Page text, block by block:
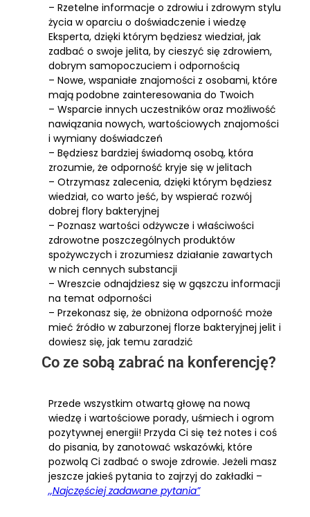
– Rzetelne informacje o zdrowiu i zdrowym stylu
życia w oparciu o doświadczenie i wiedzę
Eksperta, dzięki którym będziesz wiedział, jak
zadbać o swoje jelita, by cieszyć się zdrowiem,
dobrym samopoczuciem i odpornością
– Nowe, wspaniałe znajomości z osobami, które
mają podobne zainteresowania do Twoich
– Wsparcie innych uczestników oraz możliwość
nawiązania nowych, wartościowych znajomości
i wymiany doświadczeń
– Będziesz bardziej świadomą osobą, która
zrozumie, że odporność kryje się w jelitach
– Otrzymasz zalecenia, dzięki którym będziesz
wiedział, co warto jeść, by wspierać rozwój
dobrej flory bakteryjnej
– Poznasz wartości odżywcze i właściwości
zdrowotne poszczególnych produktów
spożywczych i zrozumiesz działanie zawartych
w nich cennych substancji
– Wreszcie odnajdziesz się w gąszczu informacji
na temat odporności
– Przekonasz się, że obniżona odporność może
mieć źródło w zaburzonej florze bakteryjnej jelit i
dowiesz się, jak temu zaradzić
Co ze sobą zabrać na konferencję?
Przede wszystkim otwartą głowę na nową
wiedzę i wartościowe porady, uśmiech i ogrom
pozytywnej energii! Przyda Ci się też notes i coś
do pisania, by zanotować wskazówki, które
pozwolą Ci zadbać o swoje zdrowie. Jeżeli masz
jeszcze jakieś pytania to zajrzyj do zakładki –
,,Najczęściej zadawane pytania”